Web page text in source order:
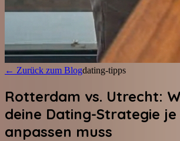
← Zurück zum Blogdating-tipps
Rotterdam vs. Utrecht:
deine Dating-Strategie
anpassen muss